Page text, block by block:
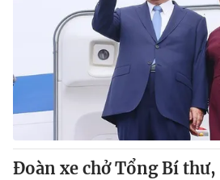
Đoàn xe chở Tổng Bí